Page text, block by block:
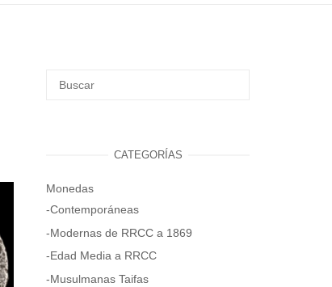
CATEGORÍAS
Monedas
-Contemporáneas
-Modernas de RRCC a 1869
-Edad Media a RRCC
-Musulmanas Taifas